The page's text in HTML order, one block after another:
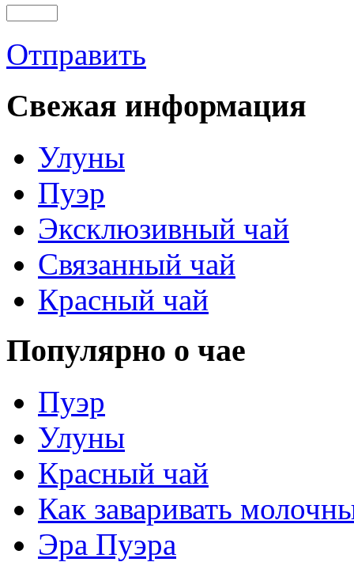
Отправить
Свежая информация
Улуны
Пуэр
Эксклюзивный чай
Связанный чай
Красный чай
Популярно о чае
Пуэр
Улуны
Красный чай
Как заваривать
Эра Пуэра